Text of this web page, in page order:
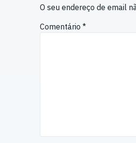
O seu endereço de email
Comentário *